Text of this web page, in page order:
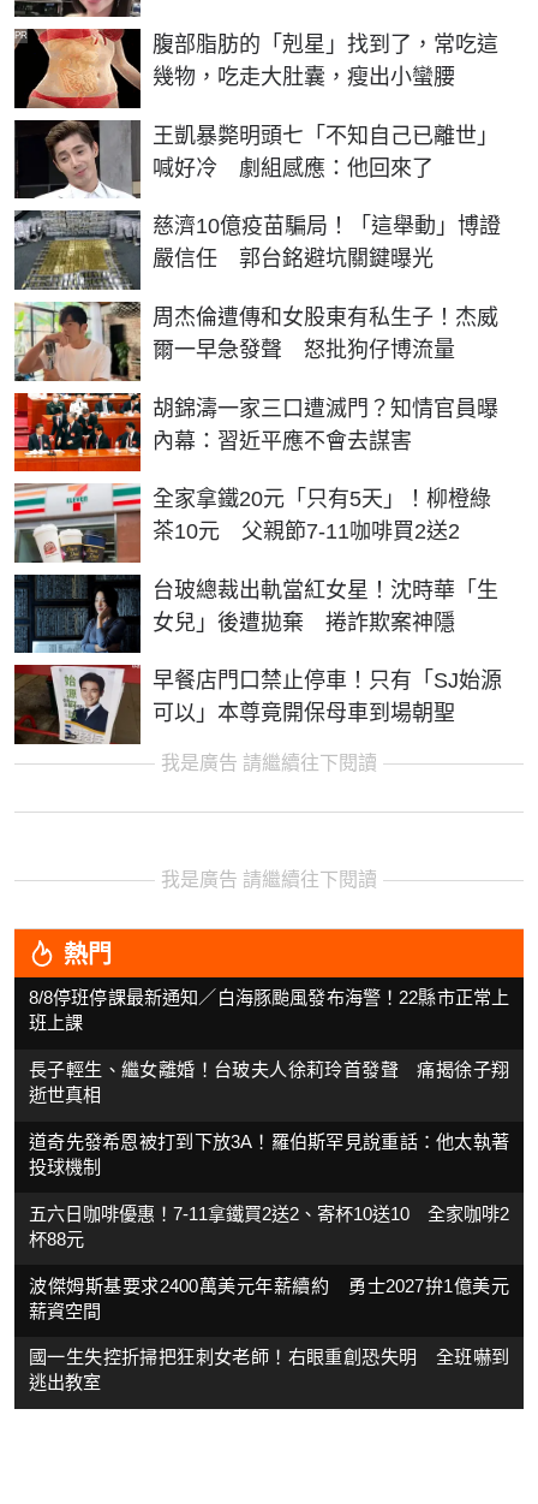
腹部脂肪的「剋星」找到了，常吃這
幾物，吃走大肚囊，瘦出小蠻腰
PR
王凱暴斃明頭七「不知自己已離世」
喊好冷 劇組感應：他回來了
慈濟10億疫苗騙局！「這舉動」博證
嚴信任 郭台銘避坑關鍵曝光
周杰倫遭傳和女股東有私生子！杰威
爾一早急發聲 怒批狗仔博流量
胡錦濤一家三口遭滅門？知情官員曝
內幕：習近平應不會去謀害
全家拿鐵20元「只有5天」！柳橙綠
茶10元 父親節7-11咖啡買2送2
台玻總裁出軌當紅女星！沈時華「生
女兒」後遭拋棄 捲詐欺案神隱
早餐店門口禁止停車！只有「SJ始源
可以」本尊竟開保母車到場朝聖
我是廣告 請繼續往下閱讀
我是廣告 請繼續往下閱讀
熱門
8/8停班停課最新通知／白海豚颱風發布海警！22縣市正常上
班上課
長子輕生、繼女離婚！台玻夫人徐莉玲首發聲 痛揭徐子翔
逝世真相
道奇先發希恩被打到下放3A！羅伯斯罕見說重話：他太執著
投球機制
五六日咖啡優惠！7-11拿鐵買2送2、寄杯10送10 全家咖啡2
杯88元
波傑姆斯基要求2400萬美元年薪續約 勇士2027拚1億美元
薪資空間
國一生失控折掃把狂刺女老師！右眼重創恐失明 全班嚇到
逃出教室